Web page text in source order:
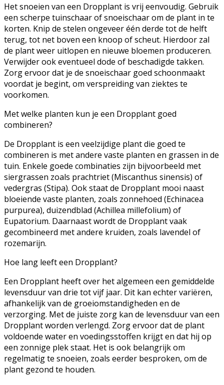
Het snoeien van een Dropplant is vrij eenvoudig. Gebruik
een scherpe tuinschaar of snoeischaar om de plant in te
korten. Knip de stelen ongeveer één derde tot de helft
terug, tot net boven een knoop of scheut. Hierdoor zal
de plant weer uitlopen en nieuwe bloemen produceren.
Verwijder ook eventueel dode of beschadigde takken.
Zorg ervoor dat je de snoeischaar goed schoonmaakt
voordat je begint, om verspreiding van ziektes te
voorkomen.
Met welke planten kun je een Dropplant goed
combineren?
De Dropplant is een veelzijdige plant die goed te
combineren is met andere vaste planten en grassen in de
tuin. Enkele goede combinaties zijn bijvoorbeeld met
siergrassen zoals prachtriet (Miscanthus sinensis) of
vedergras (Stipa). Ook staat de Dropplant mooi naast
bloeiende vaste planten, zoals zonnehoed (Echinacea
purpurea), duizendblad (Achillea millefolium) of
Eupatorium. Daarnaast wordt de Dropplant vaak
gecombineerd met andere kruiden, zoals lavendel of
rozemarijn.
Hoe lang leeft een Dropplant?
Een Dropplant heeft over het algemeen een gemiddelde
levensduur van drie tot vijf jaar. Dit kan echter variëren,
afhankelijk van de groeiomstandigheden en de
verzorging. Met de juiste zorg kan de levensduur van een
Dropplant worden verlengd. Zorg ervoor dat de plant
voldoende water en voedingsstoffen krijgt en dat hij op
een zonnige plek staat. Het is ook belangrijk om
regelmatig te snoeien, zoals eerder besproken, om de
plant gezond te houden.